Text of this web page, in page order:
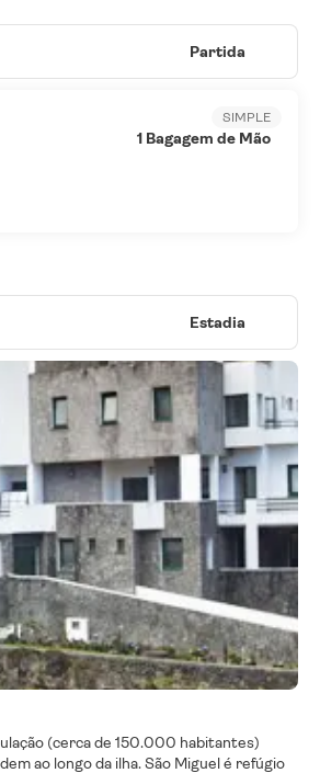
Partida
SIMPLE
1 Bagagem de Mão
Estadia
(cerca de 150.000 habitantes)
ao longo da ilha. São Miguel é refúgio